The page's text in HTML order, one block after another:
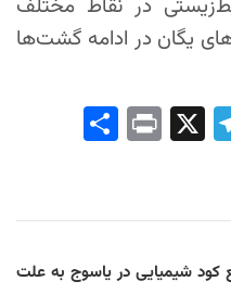
در نقاط مختلف
یگان در ادامه گشت‌ها
Tel
Pri
کود شیمیایی در یاسوج به علت